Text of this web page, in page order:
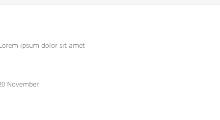
ipsum dolor sit amet
November